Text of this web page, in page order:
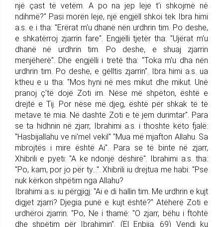
një çast të vetëm. A po na jep leje t'i shkojmë në
ndihmë?" Pasi morën leje, një engjëll shkoi tek Ibra himi
a.s. e i tha: "Erërat m'u dhanë nën urdhrin tim. Po deshe,
e shkatërroj zjarrin fare". Engjëlli tjetër tha: "Ujërat m'u
dhanë në urdhrin tim. Po deshe, e shuaj zjarrin
menjëherë". Dhe engjëlli i tretë tha: "Toka m'u dha nën
urdhrin tim. Po deshe, e gëlltis zjarrin". Ibra himi a.s. ua
ktheu e u tha: "Mos hyni në mes mikut dhe mikut. Unë
pranoj ç'të dojë Zoti im. Nëse më shpëton, është e
drejtë e Tij. Por nëse më djeg, është për shkak të të
metave të mia. Në dashtë Zoti e të jem durimtar". Para
se ta hidhnin në zjarr, Ibrahimi a.s. i thoshte këto fjalë:
"Hasbijallahu ve ni'mel vekil" "Mua më mjafton Allahu. Sa
mbrojtës i mire është Ai". Para se të binte në zjarr,
Xhibrili e pyeti: "A ke ndonjë dëshirë". Ibrahimi a.s. tha:
"Po, kam, por jo për ty…". Xhibrili iu drejtua me habi: "Pse
nuk kërkon shpëtim nga Allahu?
Ibrahimi a.s. iu përgjigj: "Ai e di hallin tim. Me urdhrin e kujt
digjet zjarri? Djegia punë e kujt është?" Atëherë Zoti e
urdhëroi zjarrin: "Po, Ne i thamë: "O zjarr, bëhu i ftohtë
dhe shpëtim për Ibrahimin". (El Enbija. 69) Vendi ku